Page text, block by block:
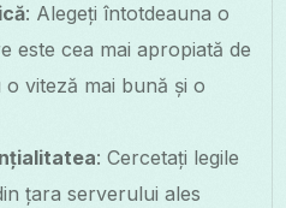
: Alegeți întotdeauna o
este cea mai apropiată de
viteză mai bună și o
: Cercetați legile
țara serverului ales